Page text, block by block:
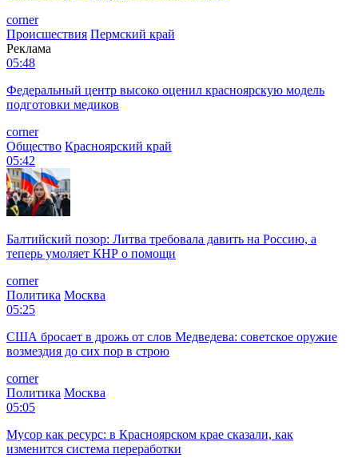
corner
Происшествия Пермский край
Реклама
05:48
Федеральный центр высоко оценил красноярскую модель
подготовки медиков
corner
Общество Красноярский край
05:42
Балтийский позор: Литва требовала давить на Россию, а
теперь умоляет КНР о помощи
corner
Политика Москва
05:25
США бросает в дрожь от слов Медведева: советское оружие
возмездия до сих пор в строю
corner
Политика Москва
05:05
Мусор как ресурс: в Красноярском крае сказали, как
изменится система переработки